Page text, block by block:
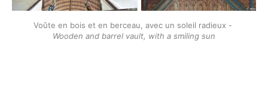
Wooden and barrel vault, with a smiling sun